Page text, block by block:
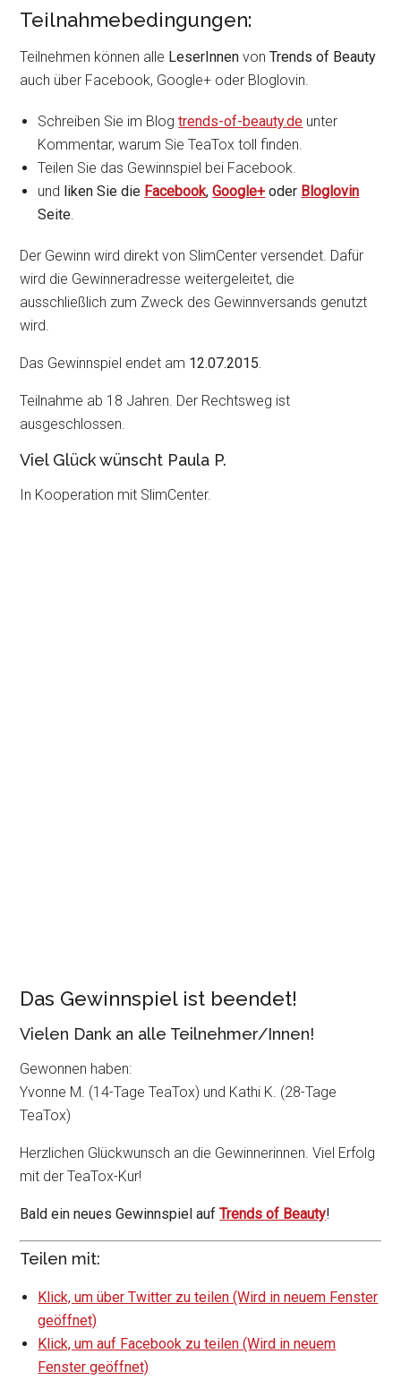
Teilnahmebedingungen:
Teilnehmen können alle LeserInnenvonTrends of Beauty
auch über Facebook, Google+ oder Bloglovin.
Schreiben Sie im Blogtrends-of-beauty.de unter
Kommentar, warum Sie TeaTox toll finden.
Teilen Sie das Gewinnspiel bei Facebook.
und liken Sie die Facebook,Google+ oder Bloglovin
Seite.
Der Gewinn wird direkt von SlimCenter versendet. Dafür
wird die Gewinneradresse weitergeleitet, die
ausschließlich zum Zweck des Gewinnversands genutzt
wird.
Das Gewinnspiel endet am 12.07.2015.
Teilnahme ab 18 Jahren. Der Rechtsweg ist
ausgeschlossen.
Viel Glück wünscht Paula P.
In Kooperation mit SlimCenter.
Das Gewinnspiel ist beendet!
Vielen Dank an alle Teilnehmer/Innen!
Gewonnen haben:
Yvonne M. (14-Tage TeaTox) und Kathi K. (28-Tage
TeaTox)
Herzlichen Glückwunsch an die Gewinnerinnen. Viel Erfolg
mit der TeaTox-Kur!
Bald ein neues Gewinnspiel aufTrends of Beauty!
Teilen mit:
Klick, um über Twitter zu teilen (Wird in neuem Fenster
geöffnet)
Klick, um auf Facebook zu teilen (Wird in neuem
Fenster geöffnet)